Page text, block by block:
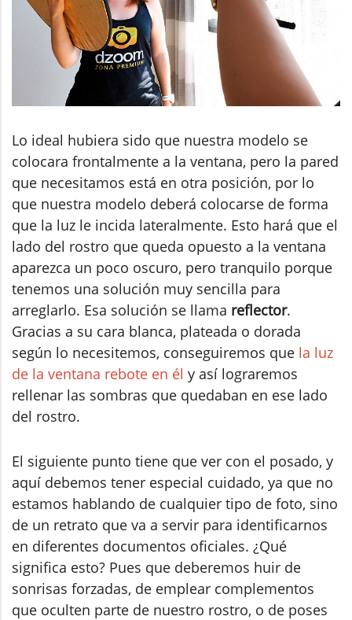
Lo ideal hubiera sido que nuestra modelo se
colocara frontalmente a la ventana, pero la pared
que necesitamos está en otra posición, por lo
que nuestra modelo deberá colocarse de forma
que la luz le incida lateralmente. Esto hará que el
lado del rostro que queda opuesto a la ventana
aparezca un poco oscuro, pero tranquilo porque
tenemos una solución muy sencilla para
arreglarlo. Esa solución se llama reflector.
Gracias a su cara blanca, plateada o dorada
según lo necesitemos, conseguiremos que la luz
de la ventana rebote en él y así lograremos
rellenar las sombras que quedaban en ese lado
del rostro.
El siguiente punto tiene que ver con el posado, y
aquí debemos tener especial cuidado, ya que no
estamos hablando de cualquier tipo de foto, sino
de un retrato que va a servir para identificarnos
en diferentes documentos oficiales. ¿Qué
significa esto? Pues que deberemos huir de
sonrisas forzadas, de emplear complementos
que oculten parte de nuestro rostro, o de poses